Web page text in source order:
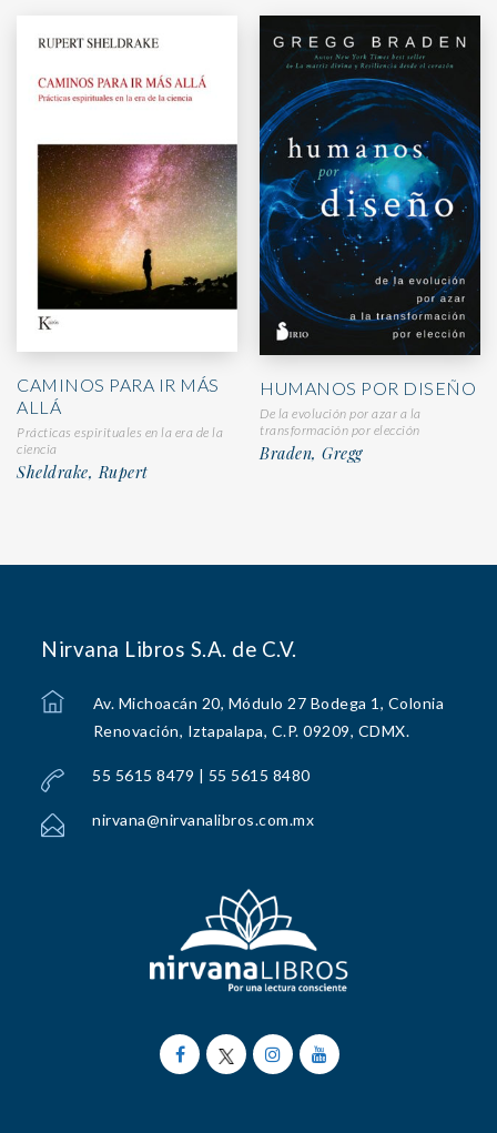
CAMINOS PARA IR MÁS
ALLÁ
Prácticas espirituales en la era de la
ciencia
Sheldrake, Rupert
HUMANOS POR DISEÑO
De la evolución por azar a la
transformación por elección
Braden, Gregg
Nirvana Libros S.A. de C.V.
Av. Michoacán 20, Módulo 27 Bodega 1, Colonia
Renovación, Iztapalapa, C.P. 09209, CDMX.
55 5615 8479 | 55 5615 8480
nirvana@nirvanalibros.com.mx